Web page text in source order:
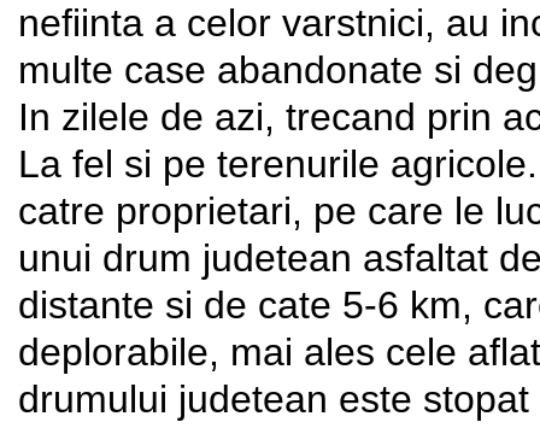
nefiinta a celor varstnici, au
multe case abandonate si
In zilele de azi, trecand prin
La fel si pe terenurile
catre proprietari, pe care le
unui drum judetean asfaltat
distante si de cate 5-6 km,
deplorabile, mai ales cele
drumului judetean este